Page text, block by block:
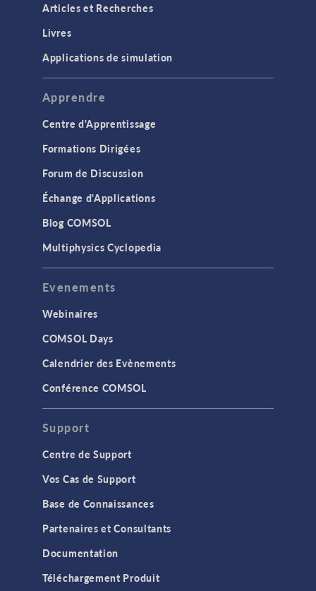
Articles et Recherches
Livres
Applications de simulation
Apprendre
Centre d'Apprentissage
Formations Dirigées
Forum de Discussion
Échange d'Applications
Blog COMSOL
Multiphysics Cyclopedia
Evenements
Webinaires
COMSOL Days
Calendrier des Evènements
Conférence COMSOL
Support
Centre de Support
Vos Cas de Support
Base de Connaissances
Partenaires et Consultants
Documentation
Téléchargement Produit